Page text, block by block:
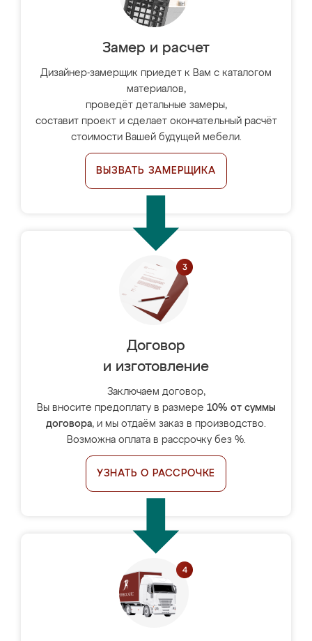
Замер и расчет
Дизайнер-замерщик приедет к Вам с каталогом
материалов,
проведёт детальные замеры,
составит проект и сделает окончательный расчёт
стоимости Вашей будущей мебели.
ВЫЗВАТЬ ЗАМЕРЩИКА
Договор
и изготовление
Заключаем договор,
Вы вносите предоплату в размере 10% от суммы
договора, и мы отдаём заказ в производство.
Возможна оплата в рассрочку без %.
УЗНАТЬ О РАССРОЧКЕ